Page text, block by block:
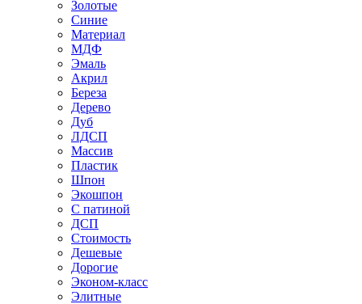
Золотые
Синие
Материал
МДФ
Эмаль
Акрил
Береза
Дерево
Дуб
ЛДСП
Массив
Пластик
Шпон
Экошпон
С патиной
ДСП
Стоимость
Дешевые
Дорогие
Эконом-класс
Элитные